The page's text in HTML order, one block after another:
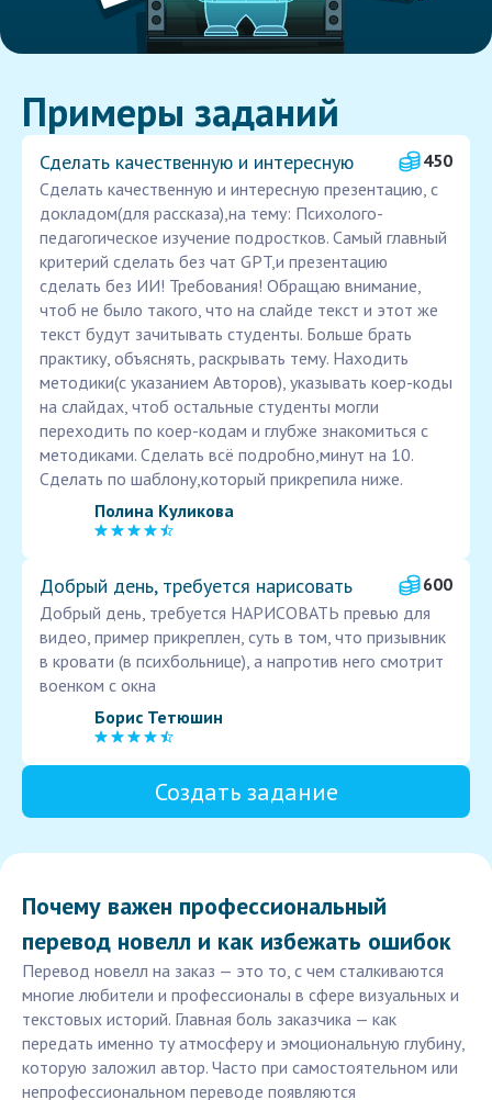
Примеры заданий
Сделать качественную и интересную
450
Сделать качественную и интересную презентацию, с
докладом(для рассказа),на тему: Психолого-
педагогическое изучение подростков. Самый главный
критерий сделать без чат GPT,и презентацию
сделать без ИИ! Требования! Обращаю внимание,
чтоб не было такого, что на слайде текст и этот же
текст будут зачитывать студенты. Больше брать
практику, объяснять, раскрывать тему. Находить
методики(с указанием Авторов), указывать коер-коды
на слайдах, чтоб остальные студенты могли
переходить по коер-кодам и глубже знакомиться с
методиками. Сделать всё подробно,минут на 10.
Сделать по шаблону,который прикрепила ниже.
Полина Куликова
Добрый день, требуется нарисовать
600
Добрый день, требуется НАРИСОВАТЬ превью для
видео, пример прикреплен, суть в том, что призывник
в кровати (в психбольнице), а напротив него смотрит
военком с окна
Борис Тетюшин
Создать задание
Почему важен профессиональный
перевод новелл и как избежать ошибок
Перевод новелл на заказ — это то, с чем сталкиваются
многие любители и профессионалы в сфере визуальных и
текстовых историй. Главная боль заказчика — как
передать именно ту атмосферу и эмоциональную глубину,
которую заложил автор. Часто при самостоятельном или
непрофессиональном переводе появляются